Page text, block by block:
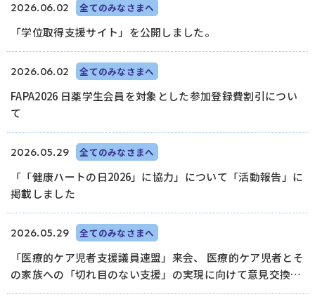
2026.06.02 全てのみなさまへ
「学位取得支援サイト」を公開しました。
2026.06.02 全てのみなさまへ
FAPA2026 日薬学生会員を対象とした参加登録費割引につい
て
2026.05.29 全てのみなさまへ
「「健康ハートの日2026」に協力」について「活動報告」に
掲載しました
2026.05.29 全てのみなさまへ
「医療的ケア児者支援議員連盟」来会、 医療的ケア児者とそ
の家族への「切れ目のない支援」の実現に向けて意見交換」
について「活動報告」に掲載しました